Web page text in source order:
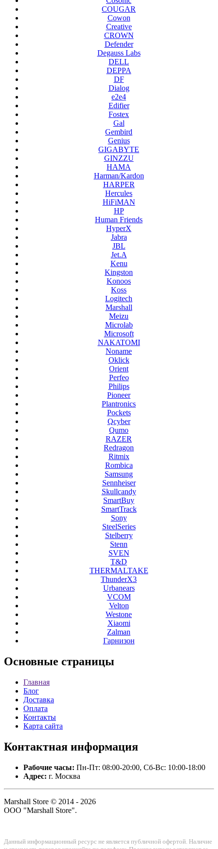
COUGAR
Cowon
Creative
CROWN
Defender
Degauss Labs
DELL
DEPPA
DF
Dialog
e2e4
Edifier
Fostex
Gal
Gembird
Genius
GIGABYTE
GINZZU
HAMA
Harman/Kardon
HARPER
Hercules
HiFiMAN
HP
Human Friends
HyperX
Jabra
JBL
Jet.A
Kenu
Kingston
Konoos
Koss
Logitech
Marshall
Meizu
Microlab
Microsoft
NAKATOMI
Noname
Oklick
Orient
Perfeo
Philips
Pioneer
Plantronics
Pockets
Qcyber
Qumo
RAZER
Redragon
Ritmix
Rombica
Samsung
Sennheiser
Skullcandy
SmartBuy
SmartTrack
Sony
SteelSeries
Stelberry
Stenn
SVEN
T&D
THERMALTAKE
ThunderX3
Urbanears
VCOM
Velton
Westone
Xiaomi
Zalman
Гарнизон
Основные страницы
Главная
Блог
Доставка
Оплата
Контакты
Карта сайта
Контактная информация
Рабочие часы: Пн-Пт: 08:00-20:00, Сб-Вс: 10:00-18:00
Адрес: г. Москва
Marshall Store © 2014 - 2026
ООО "Marshall Store".
Данный информационный ресурс не является публичной офертой. Наличие